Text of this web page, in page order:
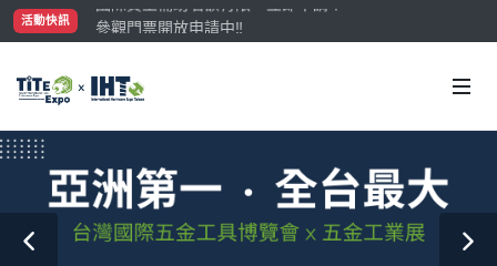
活動快訊
參觀門票開放申請中‼️
最大規模台灣五金展TiTE x IHT，2026/10/20-22與您在臺